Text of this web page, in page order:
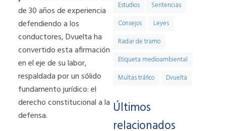
de 30 años de experiencia
defendiendo a los
conductores, Dvuelta ha
convertido esta afirmación
en el eje de su labor,
respaldada por un sólido
fundamento jurídico: el
derecho constitucional a la
defensa.
Estudios
Sentencias
Consejos
Leyes
Radar de tramo
Etiqueta medioambiental
Multas tráfico
Dvuelta
Últimos
relacionados